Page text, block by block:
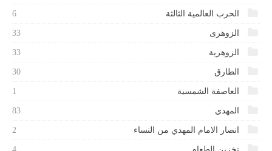
الحرب العالمية الثالثة 6
الزوهرى 33
الزوهرية 33
الطارق 30
العاصفة الشمسية 1
المهدي 83
انصار الامام المهدي من النساء 2